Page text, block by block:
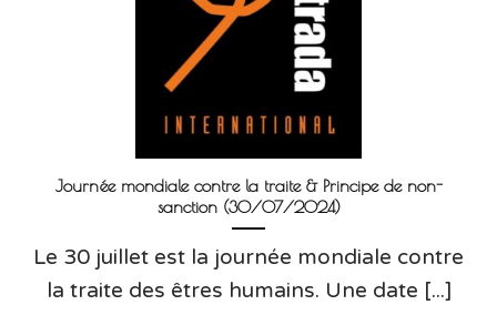
Journée mondiale contre la traite & Principe de non-
sanction (30/07/2024)
Le 30 juillet est la journée mondiale contre
la traite des êtres humains. Une date [...]